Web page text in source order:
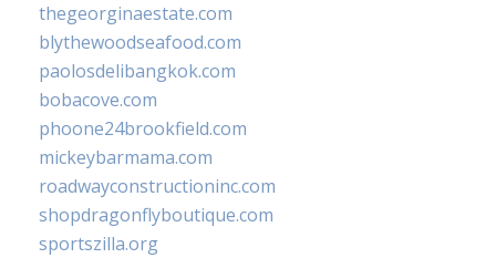
thegeorginaestate.com
blythewoodseafood.com
paolosdelibangkok.com
bobacove.com
phoone24brookfield.com
mickeybarmama.com
roadwayconstructioninc.com
shopdragonflyboutique.com
sportszilla.org